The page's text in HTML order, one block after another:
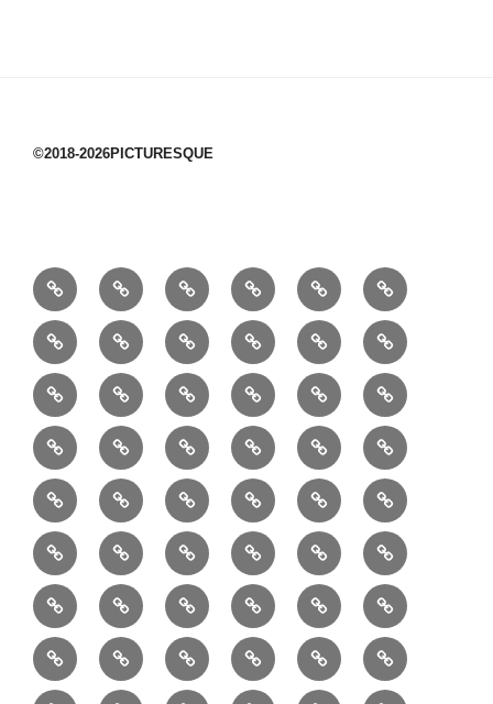
©2018-2026PICTURESQUE
1/10：
材
料
10/10：
ジ
ュ
エ
リ
ー
2/10：
製
作
3/10：
は
ぎ
れ
4/10：
Ｈ
Ｍ
Ｂ
教
室
5/10：
事
業
6/10：
読
書
7/10：
食・
健
康
8/10：
リ
フ
ォ
ー
ム
9/10：
コ
ー
デ
creema
で
販
売
中
の
ハ
ン
ド
メ
イ
ド
バ
①
入
園
バ
ッ
グ
セ
ッ
ト
②
半
月
型
③
巾
着
袋
（縦
長）
④
巾
着
袋
（小）
⑤
巾
着
シ
ョ
ル
ダ
ー
⑥
小
動
物
用
小
物
⑦
リ
ュ
ッ
ク
⑧
メ
ッ
セ
ン
ジ
ャ
ー
⑨
ミ
シ
ン
カ
バ
ー
⑩
マ
チ
無
し
シ
ョ
ル
ダ
ー
⑪
マ
ス
ク
⑫
ポ
ー
チ
⑬
ボ
デ
ィ
ー
バ
ッ
グ
⑭
ボ
ッ
ク
ス
型
⑮
ボ
ス
ト
ン
⑯
ヘ
ル
メ
ッ
ト
バ
ッ
⑰
ピ
ン
タ
ッ
ク
バ
ッ
⑱
ビ
ジ
ネ
ス
バ
ッ
グ
⑲
バ
ニ
テ
ィ
ー
⑳
ハ
ン
ド
バ
ッ
お
取
引
の
流
れ
お
問
合
せ
及
び
デ
ジ
タ
ル
コ
ン
デ
ジ
タ
ル
コ
ン
ブ
ロ
グ
プ
ラ
イ
バ
ラ
ン
デ
ィ
ル
ー
ル
レ
ン
タ
ル
レ
ン
タ
ル
㉑
イ
ン
テ
㉒
エ
㉓
楽
㉔
ナ
㉕
ド
㉖
ド
㉗
オ